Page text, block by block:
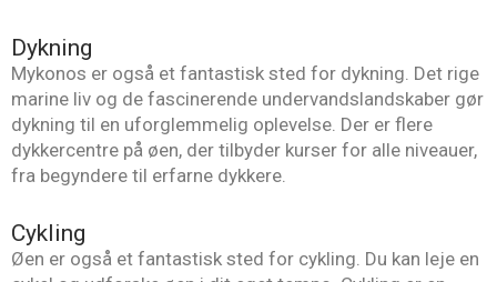
Dykning
Mykonos er også et fantastisk sted for dykning. Det rige
marine liv og de fascinerende undervandslandskaber gør
dykning til en uforglemmelig oplevelse. Der er flere
dykkercentre på øen, der tilbyder kurser for alle niveauer,
fra begyndere til erfarne dykkere.
Cykling
Øen er også et fantastisk sted for cykling. Du kan leje en